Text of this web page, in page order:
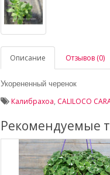
Описание Отзывов (0)
Укорененный черенок
Калибрахоа, CALILOCO
Рекомендуемые